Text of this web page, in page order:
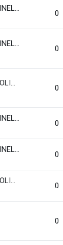
RIANN MARTINELLI BATISTA
0
RIANN MARTINELLI BATISTA
0
RICARDO DE OLIVEIRA BRASIL COSTA
0
RIANN MARTINELLI BATISTA
0
RIANN MARTINELLI BATISTA
0
RICARDO DE OLIVEIRA BRASIL COSTA
0
0